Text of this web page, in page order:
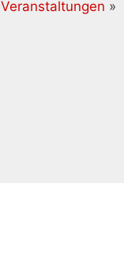
Veranstaltungen »